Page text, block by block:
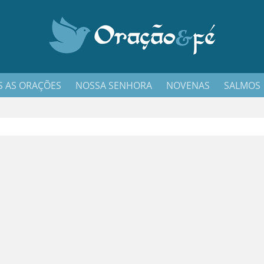
AS ORAÇÕES NOSSA SENHORA NOVENAS SALMOS